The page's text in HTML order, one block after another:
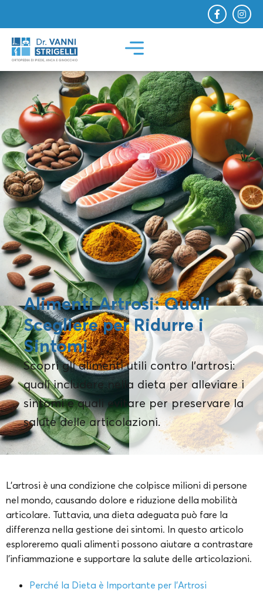
Alimenti Artrosi: Quali
Scegliere per Ridurre i
Sintomi
Scopri gli alimenti utili contro l’artrosi:
quali includere nella dieta per alleviare i
sintomi e quali evitare per preservare la
salute delle articolazioni.
L’artrosi è una condizione che colpisce milioni di persone
nel mondo, causando dolore e riduzione della mobilità
articolare. Tuttavia, una dieta adeguata può fare la
differenza nella gestione dei sintomi. In questo articolo
esploreremo quali alimenti possono aiutare a contrastare
l’infiammazione e supportare la salute delle articolazioni.
Perché la Dieta è Importante per l’Artrosi